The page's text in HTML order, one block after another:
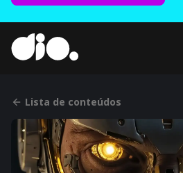
Lista de conteúdos